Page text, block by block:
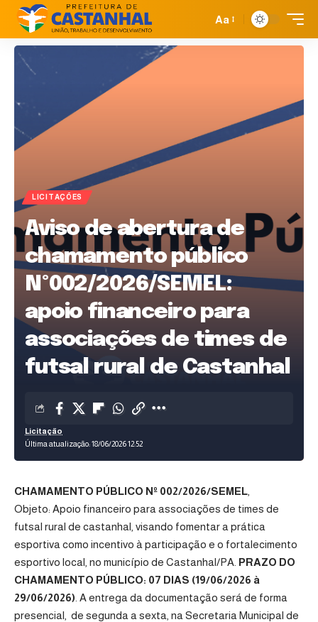
Aa
LICITAÇÕES
Aviso de abertura de
chamamento público
Nº002/2026/SEMEL:
apoio financeiro para
associações de times de
futsal rural de Castanhal
Última atualização: 18/06/2026 12:52
Licitação
CHAMAMENTO PÚBLICO Nº 002/2026/SEMEL
Objeto: Apoio financeiro para associações de times de
futsal rural de castanhal, visando fomentar a prática
esportiva como incentivo à participação e o fortalecimento
esportivo local, no município de Castanhal/PA. PRAZO DO
CHAMAMENTO PÚBLICO: 07 DIAS (19/06/2026 à
29/06/2026) . A entrega da documentação será de forma
presencial, de segunda a sexta, na Secretaria Municipal de